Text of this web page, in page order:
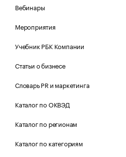
Вебинары
Мероприятия
Учебник РБК Компании
Статьи о бизнесе
Словарь PR и маркетинга
Каталог по ОКВЭД
Каталог по регионам
Каталог по категориям